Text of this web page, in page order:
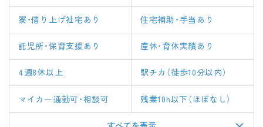
寮・借り上げ社宅あり 住宅補助・手当あり
託児所・保育支援あり 産休・育休実績あり
4週8休以上 駅チカ（徒歩10分以内）
マイカー通勤可・相談可 残業10h以下（ほぼなし）